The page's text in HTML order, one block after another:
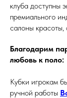
клуба доступны
премиального
салоны красоты,
Благодарим
любовь к поло:
Кубки игрокам
ручной работы